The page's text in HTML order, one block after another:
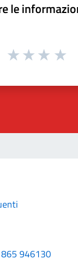
le
946130